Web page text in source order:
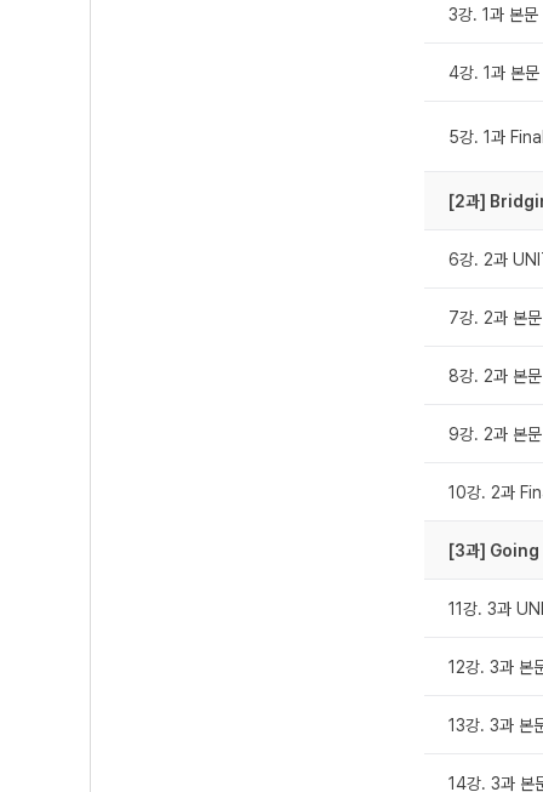
3강. 1과 본
4강. 1과 본
5강. 1과
[2과]
6강. 2과
7강. 2과 본
8강. 2과 본
9강. 2과 본
10강. 2과
[3과]
11강. 3과
12강. 3과 본
13강. 3과 본
14강. 3과 본